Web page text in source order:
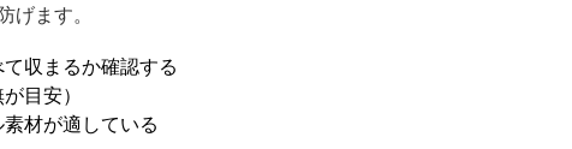
ます。
収まるか確認する
目安）
材が適している